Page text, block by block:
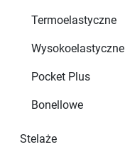
Termoelastyczne
Wysokoelastyczne
Pocket Plus
Bonellowe
Stelaże